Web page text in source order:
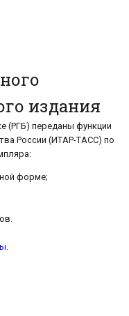
издания
(РГБ) переданы функции
России (ИТАР-ТАСС) по
форме;
.